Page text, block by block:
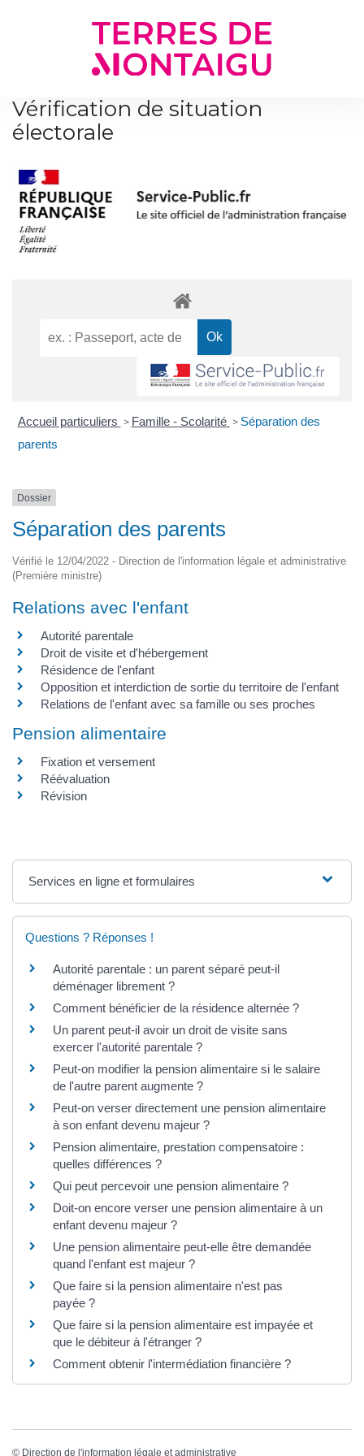
Vérification de situation
électorale
Accueil particuliers > Famille - Scolarité > Séparation des
parents
Dossier
Séparation des parents
Vérifié le 12/04/2022 - Direction de l'information légale et administrative
(Première ministre)
Relations avec l'enfant
Autorité parentale
Droit de visite et d'hébergement
Résidence de l'enfant
Opposition et interdiction de sortie du territoire de l'enfant
Relations de l'enfant avec sa famille ou ses proches
Pension alimentaire
Fixation et versement
Réévaluation
Révision
Services en ligne et formulaires
Questions ? Réponses !
Autorité parentale : un parent séparé peut-il
déménager librement ?
Comment bénéficier de la résidence alternée ?
Un parent peut-il avoir un droit de visite sans
exercer l'autorité parentale ?
Peut-on modifier la pension alimentaire si le salaire
de l'autre parent augmente ?
Peut-on verser directement une pension alimentaire
à son enfant devenu majeur ?
Pension alimentaire, prestation compensatoire :
quelles différences ?
Qui peut percevoir une pension alimentaire ?
Doit-on encore verser une pension alimentaire à un
enfant devenu majeur ?
Une pension alimentaire peut-elle être demandée
quand l'enfant est majeur ?
Que faire si la pension alimentaire n'est pas
payée ?
Que faire si la pension alimentaire est impayée et
que le débiteur à l'étranger ?
Comment obtenir l'intermédiation financière ?
© Direction de l'information légale et administrative